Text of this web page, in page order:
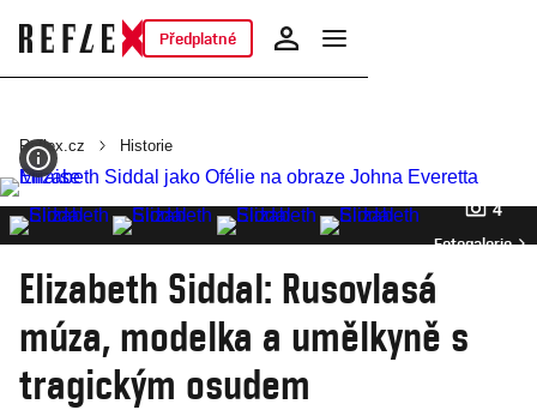
Předplatné
Reflex.cz Historie
4
Fotogalerie
Elizabeth Siddal: Rusovlasá
múza, modelka a umělkyně s
tragickým osudem